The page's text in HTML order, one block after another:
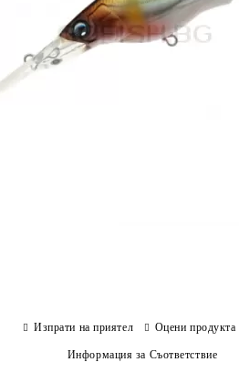
Изпрати на приятел Оцени продукта
Информация за Съответствие